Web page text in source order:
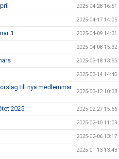
2025-04-28 16:51
2025-04-17 14:05
1 2025-04-09 14:31
2025-04-08 15:32
2025-03-18 13:55
2025-03-14 14:40
till nya medlemmar
2025-03-12 10:38
2025 2025-02-27 15:56
2025-02-10 11:09
2025-02-06 13:17
2025-01-13 13:43